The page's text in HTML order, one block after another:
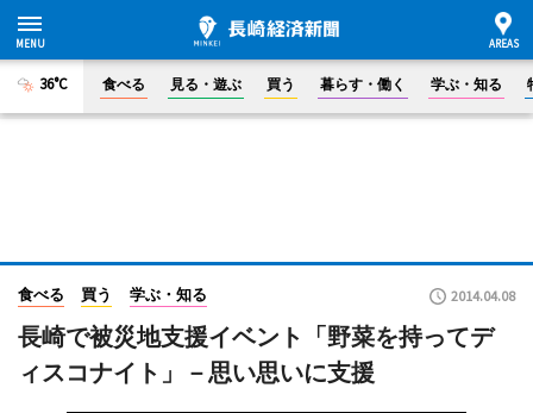
36°C 食べる 見る・遊ぶ 買う 暮らす・働く 学ぶ・知る
食べる 買う 学ぶ・知る 2014.04.08
長崎で被災地支援イベント「野菜を持ってデ
ィスコナイト」－思い思いに支援